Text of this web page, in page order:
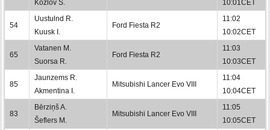
Kozlov S. 10:01CET
54
Uustulnd R.
Kuusk I.
Ford Fiesta R2
11:02
10:02CET
65
Vatanen M.
Suorsa R.
Ford Fiesta R2
11:03
10:03CET
85
Jaunzems R.
Akmentina I.
Mitsubishi Lancer Evo VIII
11:04
10:04CET
83
Bērziņš A.
Šeflers M.
Mitsubishi Lancer Evo VIII
11:05
10:05CET